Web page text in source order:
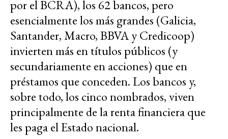
por el BCRA), los 62 bancos, pero
esencialmente los más grandes (Galicia,
Santander, Macro, BBVA y Credicoop)
invierten más en títulos públicos (y
secundariamente en acciones) que en
préstamos que conceden. Los bancos y,
sobre todo, los cinco nombrados, viven
principalmente de la renta financiera que
les paga el Estado nacional.